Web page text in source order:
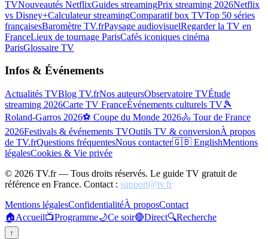
TVNouveautés NetflixGuides streamingPrix streaming 2026Netflix
vs Disney+Calculateur streamingComparatif box TVTop 50 séries
françaisesBaromètre TV.frPaysage audiovisuelRegarder la TV en
FranceLieux de tournage ParisCafés iconiques cinéma
ParisGlossaire TV
Infos & Événements
Actualités TVBlog TV.frNos auteursObservatoire TVÉtude
streaming 2026Carte TV FranceÉvénements culturels TV🎾
Roland-Garros 2026⚽ Coupe du Monde 2026🚴 Tour de France
2026Festivals & événements TVOutils TV & conversionÀ propos
de TV.frQuestions fréquentesNous contacter🇬🇧 EnglishMentions
légalesCookies & Vie privée
© 2026 TV.fr — Tous droits réservés. Le guide TV gratuit de
référence en France. Contact : support@tv.fr
Mentions légalesConfidentialitéÀ proposContact
🏠Accueil📺Programme🌙Ce soir🔴Direct🔍Recherche
↑